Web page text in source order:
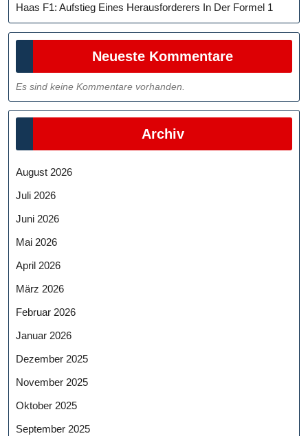
Haas F1: Aufstieg Eines Herausforderers In Der Formel 1
Neueste Kommentare
Es sind keine Kommentare vorhanden.
Archiv
August 2026
Juli 2026
Juni 2026
Mai 2026
April 2026
März 2026
Februar 2026
Januar 2026
Dezember 2025
November 2025
Oktober 2025
September 2025